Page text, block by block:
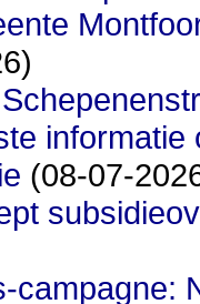
informatie
(08-07-
campagne: